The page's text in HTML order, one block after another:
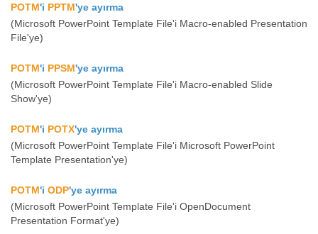
POTM'i PPTM'ye ayırma
(Microsoft PowerPoint Template File'i Macro-enabled Presentation
File'ye)
POTM'i PPSM'ye ayırma
(Microsoft PowerPoint Template File'i Macro-enabled Slide
Show'ye)
POTM'i POTX'ye ayırma
(Microsoft PowerPoint Template File'i Microsoft PowerPoint
Template Presentation'ye)
POTM'i ODP'ye ayırma
(Microsoft PowerPoint Template File'i OpenDocument
Presentation Format'ye)